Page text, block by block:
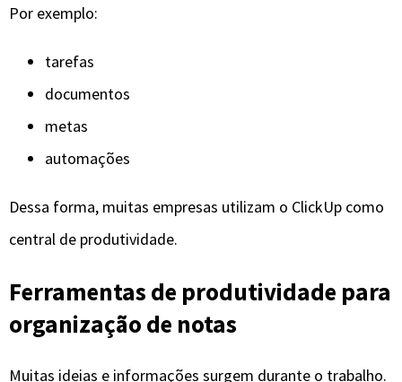
Por exemplo:
tarefas
documentos
metas
automações
Dessa forma, muitas empresas utilizam o ClickUp como
central de produtividade.
Ferramentas de produtividade para
organização de notas
Muitas ideias e informações surgem durante o trabalho.